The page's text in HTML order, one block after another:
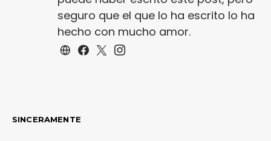
seguro que el que lo ha escrito lo ha
hecho con mucho amor.
SINCERAMENTE